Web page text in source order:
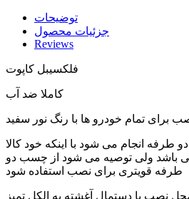
توضیحات
جزئیات محصول
Reviews
فلکسیبل کاپوت
کاملا ضد آب
انجام می شود با اینکه خود کالا
باشد ولی توصیه می شود از چسب دو
طرفه قویتری برای نصب استفاده شود
نصب با دستمال آغشته به الکل تمیز